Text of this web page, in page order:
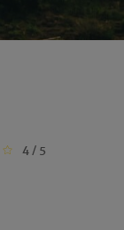
4 / 5